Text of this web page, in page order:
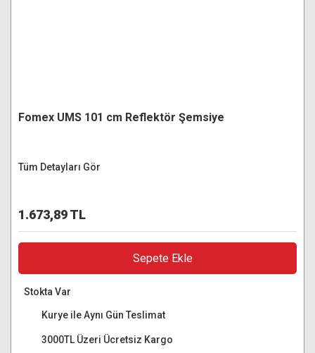
Fomex UMS 101 cm Reflektör Şemsiye
Tüm Detayları Gör
1.673,89 TL
Sepete Ekle
Stokta Var
Kurye ile Aynı Gün Teslimat
3000TL Üzeri Ücretsiz Kargo